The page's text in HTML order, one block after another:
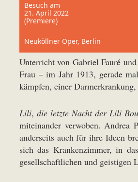
Besuch am
21. April 2022
(Premiere)
Neuköllner Oper, Berlin
Unterricht von Gabriel Fauré
Frau – im Jahr 1913, gerade
kämpfen, einer
Lili, die letzte Nacht der Lili
miteinander verwoben.
anderseits auch für ihre Ideen
sich das Krankenzimmer, in
gesellschaftlichen und geistigen